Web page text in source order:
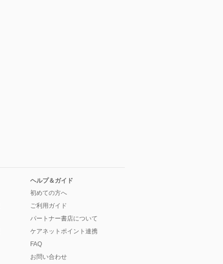
ヘルプ＆ガイド
初めての方へ
ご利用ガイド
パートナー書店について
ケアネットポイント連携
FAQ
お問い合わせ